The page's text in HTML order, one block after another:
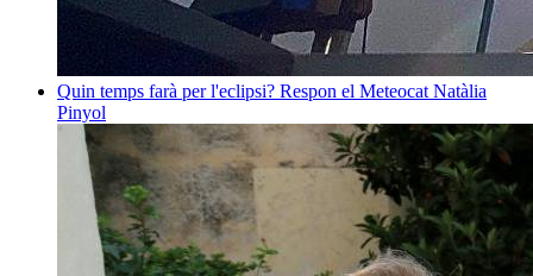
Quin temps farà per l'eclipsi? Respon el Meteocat Natàlia
Pinyol